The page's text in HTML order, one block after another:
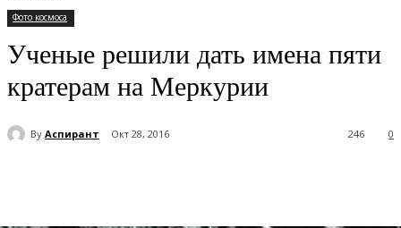
Фото космоса
Ученые решили дать имена пяти
кратерам на Меркурии
By Аспирант Окт 28, 2016 0
246